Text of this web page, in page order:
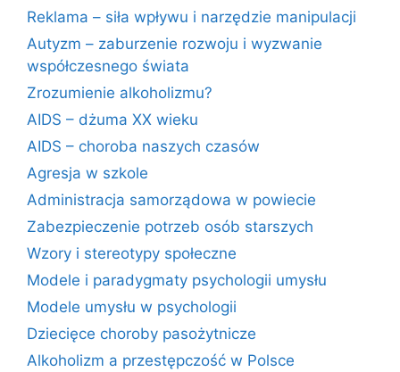
Reklama – siła wpływu i narzędzie manipulacji
Autyzm – zaburzenie rozwoju i wyzwanie
współczesnego świata
Zrozumienie alkoholizmu?
AIDS – dżuma XX wieku
AIDS – choroba naszych czasów
Agresja w szkole
Administracja samorządowa w powiecie
Zabezpieczenie potrzeb osób starszych
Wzory i stereotypy społeczne
Modele i paradygmaty psychologii umysłu
Modele umysłu w psychologii
Dziecięce choroby pasożytnicze
Alkoholizm a przestępczość w Polsce